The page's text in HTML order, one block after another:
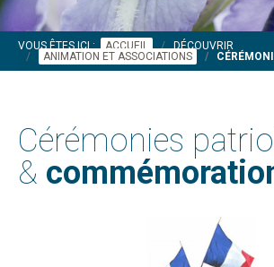
VOUS ÊTES ICI : ACCUEIL
DÉCOUVRIR
ANIMATION ET ASSOCIATIONS
Cérémonies
&